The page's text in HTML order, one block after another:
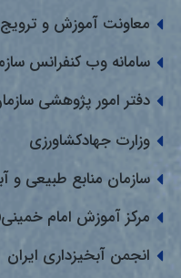
معاونت آموزش و
سامانه وب کنفرانس
دفتر امور پژوهشی
وزارت جهادکشاورزی
سازمان منابع طبیعی و
مرکز آموزش امام
انجمن آبخیزداری ایران